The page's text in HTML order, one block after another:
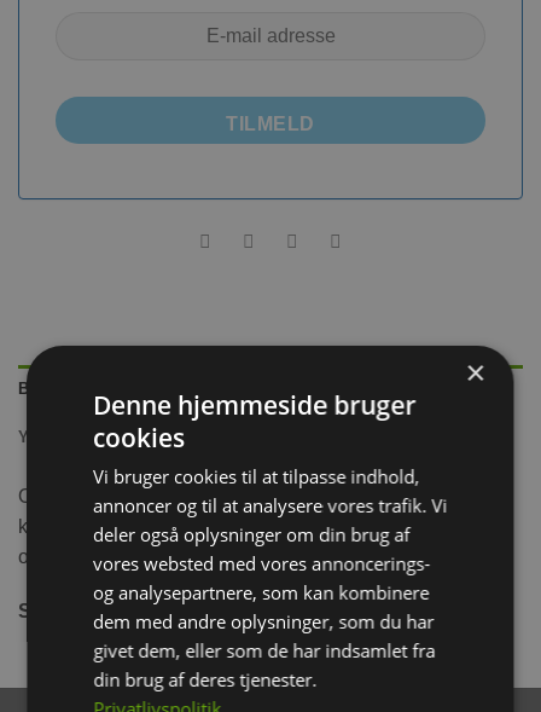
TILMELD
BESKRIVELSE
YDERLIGERE INFORMATION
Ozami Løbehjul til hamstre og andre små gnavere. Let
kørende og støjsvagt. Beskytter rygsøjlen ved hjælp af et
optimalt størrelsesforhold.
Størrelse: Ø33
×
Denne hjemmeside bruger
cookies
Vi bruger cookies til at tilpasse indhold,
annoncer og til at analysere vores trafik. Vi
deler også oplysninger om din brug af
vores websted med vores annoncerings-
og analysepartnere, som kan kombinere
dem med andre oplysninger, som du har
givet dem, eller som de har indsamlet fra
din brug af deres tjenester.